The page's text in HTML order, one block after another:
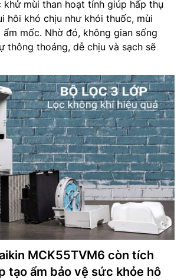
khử mùi than hoạt tính giúp hấp thụ
hôi khó chịu như khói thuốc, mùi
mốc. Nhờ đó, không gian sống
thông thoáng, dễ chịu và sạch sẽ
MCK55TVM6 còn tích
tạo ẩm bảo vệ sức khỏe hô